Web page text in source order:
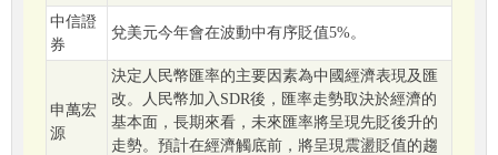
中信證
券
兌美元今年會在波動中有序貶值5%。
申萬宏
源
決定人民幣匯率的主要因素為中國經濟表現及匯
改。人民幣加入SDR後，匯率走勢取決於經濟的
基本面，長期來看，未來匯率將呈現先貶後升的
走勢。預計在經濟觸底前，將呈現震盪貶值的趨